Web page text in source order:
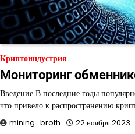
Криптоиндустрия
Мониторинг
Введение В последние годы
что привело к распространению
mining_broth 22 ноября 2023